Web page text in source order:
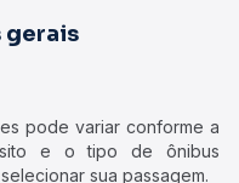
gerais
pode variar conforme a
e o tipo de ônibus
sua passagem.